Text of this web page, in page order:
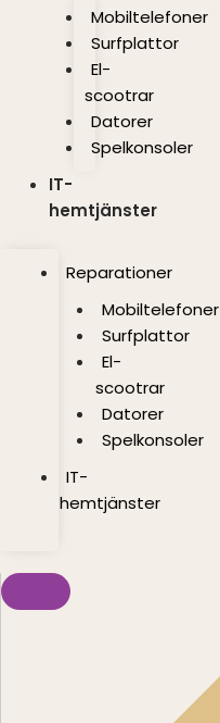
Mobiltelefoner
Surfplattor
El-
scootrar
Datorer
Spelkonsoler
IT-
hemtjänster
Reparationer
Mobiltelefoner
Surfplattor
El-
scootrar
Datorer
Spelkonsoler
IT-
hemtjänster